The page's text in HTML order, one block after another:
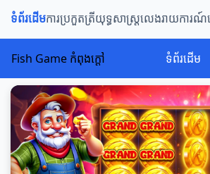
ទំព័រដើមការប្រកួតត្រីយុទ្ធសាស្ត្រលេងរាយការណ៍
Fish Game កំពុងក្តៅ ទំព័រដើម